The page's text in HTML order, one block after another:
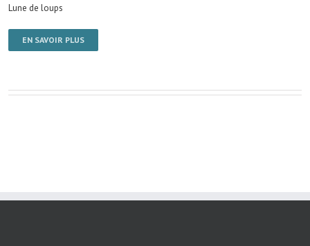
Lune de loups
EN SAVOIR PLUS